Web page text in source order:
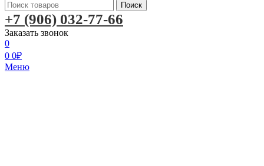
Поиск
+7 (906) 032-77-66
Заказать звонок
0
0 0₽
Меню